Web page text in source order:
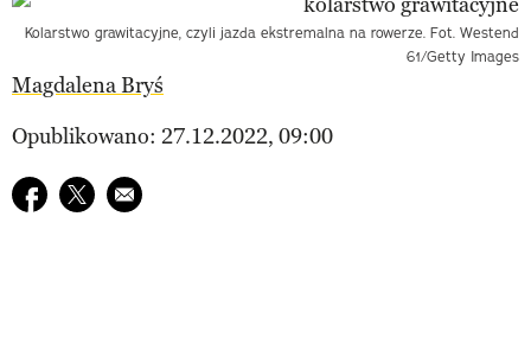
Kolarstwo grawitacyjne, czyli jazda ekstremalna na rowerze. Fot. Westend
61/Getty Images
Magdalena Bryś
Opublikowano: 27.12.2022, 09:00
Udostępnij na facebook
Udostępnij na twitter
E-mail do przyjaciela